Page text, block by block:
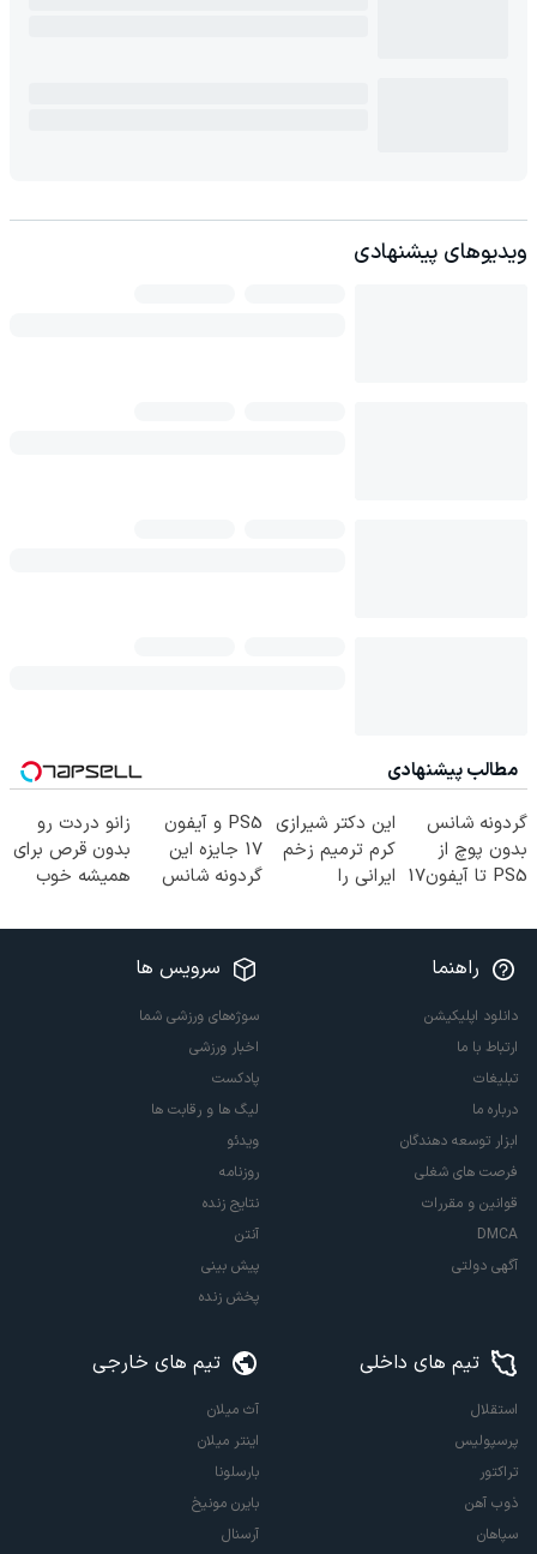
ویدیوهای پیشنهادی
مطالب پیشنهادی
گردونه شانس
بدون پوچ از
PS5 تا آیفون17
این دکتر شیرازی
کرم ترمیم زخم
ایرانی را
PS5 و آیفون
17 جایزه این
گردونه شانس
زانو دردت رو
بدون قرص برای
همیشه خوب
پرسش‌نامه)
راهنما
دانلود اپلیکیشن
ارتباط با ما
تبلیغات
درباره ما
ابزار توسعه دهندگان
فرصت های شغلی
قوانین و مقررات
DMCA
آگهی دولتی
سرویس ها
سوژه‌های ورزشی شما
اخبار ورزشی
پادکست
لیگ ها و رقابت ها
ویدئو
روزنامه
نتایج زنده
آنتن
پیش بینی
پخش زنده
تیم های داخلی
استقلال
پرسپولیس
تراکتور
ذوب آهن
سپاهان
تیم های خارجی
آث میلان
اینتر میلان
بارسلونا
بایرن مونیخ
آرسنال